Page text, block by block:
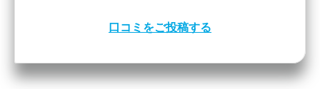
口コミをご投稿する